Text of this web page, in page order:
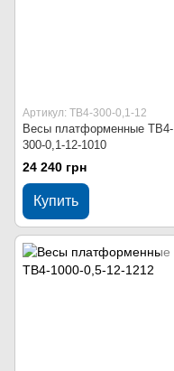
Артикул: ТВ4-300-0,1-12
Весы платформенные ТВ4-
300-0,1-12-1010
24 240 грн
Купить